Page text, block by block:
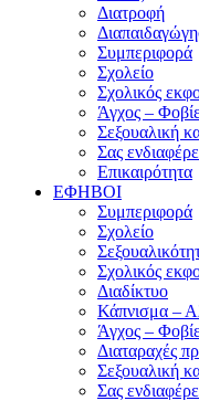
Διατροφή
Συμπεριφορά
Σχολείο
Σχολικός
Άγχος –
Σεξουαλική
Σας
Επικαιρότητα
ΕΦΗΒΟΙ
Συμπεριφορά
Σχολείο
Σχολικός
Διαδίκτυο
Κάπνισμα –
Άγχος –
Διαταραχές
Σεξουαλική
Σας